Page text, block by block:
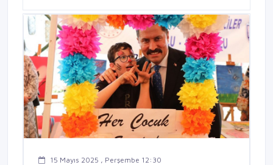
15 Mayıs 2025 , Perşembe 12:30